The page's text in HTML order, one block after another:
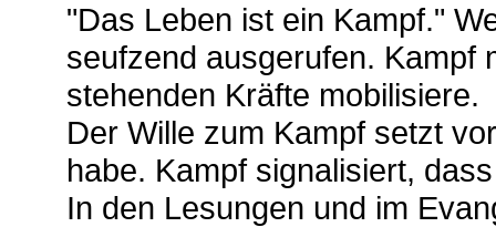
"Das Leben ist ein Kampf."
seufzend ausgerufen. Kampf
stehenden Kräfte mobilisiere.
Der Wille zum Kampf setzt
habe. Kampf signalisiert,
In den Lesungen und im